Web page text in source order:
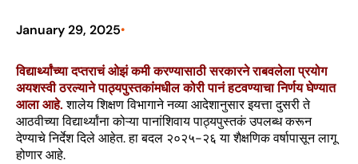
January 29, 2025•
विद्यार्थ्यांच्या दप्तराचं ओझं कमी करण्यासाठी सरकारने राबवलेला प्रयोग
अयशस्वी ठरल्याने पाठ्यपुस्तकांमधील कोरी पानं हटवण्याचा निर्णय घेण्यात
आला आहे.शालेय शिक्षण विभागाने नव्या आदेशानुसार इयत्ता दुसरी ते
आठवीच्या विद्यार्थ्यांना कोऱ्या पानांशिवाय पाठ्यपुस्तकं उपलब्ध करून
देण्याचे निर्देश दिले आहेत. हा बदल २०२५-२६ या शैक्षणिक वर्षापासून लागू
होणार आहे.